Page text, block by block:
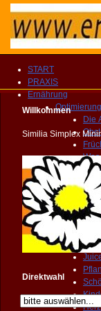
START
PRAXIS
Ernährung
Optimierung
Die
Welt der
Warum
Willkommen
Similia Simplex
Direktwahl